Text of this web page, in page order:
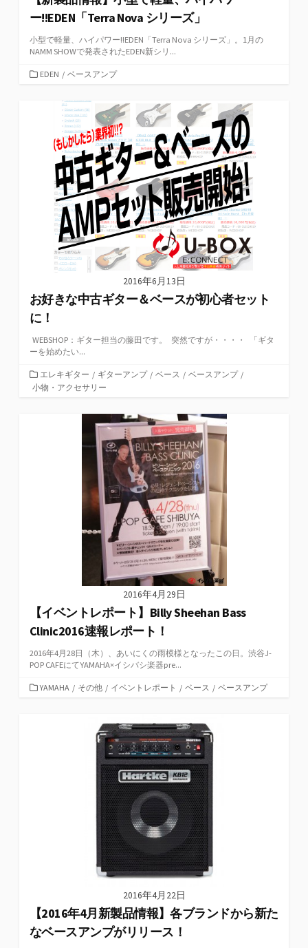
ー!!EDEN「Terra Nova シリーズ」
小型で軽量、ハイパワー!!EDEN「Terra Nova シリーズ」。1月の
NAMM SHOWで発表されたEDEN新シリ...
カEDEN / ベースアンプ
2016年6月13日
お好きな中古ギター＆ベースが初心者セット
に！
WEBSHOP：ギター担当の藤田です。 突然ですが・・・・ 「ギタ
ーを始めたい...
カ
テ
エレキギター / ギターアンプ / ベース / ベースアンプ /
小物・アクセサリー
2016年4月29日
【イベントレポート】Billy Sheehan Bass
Clinic2016速報レポート！
2016年4月28日（木）、あいにくの雨模様となったこの日。渋谷J-
POP CAFEにてYAMAHA×イシバシ楽器pre...
カYAMAHA / その他 / イベントレポート / ベース / ベースアンプ
2016年4月22日
【2016年4月新製品情報】各ブランドから新た
なベースアンプがリリース！